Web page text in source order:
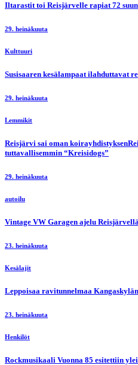
Iltarastit toi Reisjärvelle rapiat 72
29. heinäkuuta
Kulttuuri
Susisaaren kesälampaat ilahduttavat
29. heinäkuuta
Lemmikit
Reisjärvi sai oman
tuttavallisemmin “Kreisidogs”
29. heinäkuuta
autoilu
Vintage VW Garagen ajelu
23. heinäkuuta
Kesälajit
Leppoisaa ravitunnelmaa
23. heinäkuuta
Henkilöt
Rockmusikaali Vuonna 85 esitettiin